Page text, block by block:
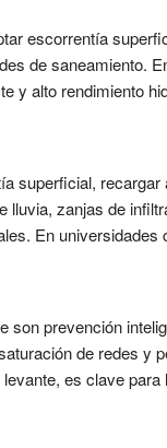
escorrentía
de saneamiento.
y alto rendimiento
superficial,
zanjas de
En
prevención
de redes y
es clave